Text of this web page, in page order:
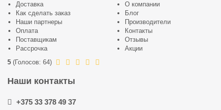
Доставка
Как сделать заказ
Наши партнеры
Оплата
Поставщикам
Рассрочка
О компании
Блог
Производители
Контакты
Отзывы
Акции
5 (Голосов: 64)
Наши контакты
+375 33 378 49 37